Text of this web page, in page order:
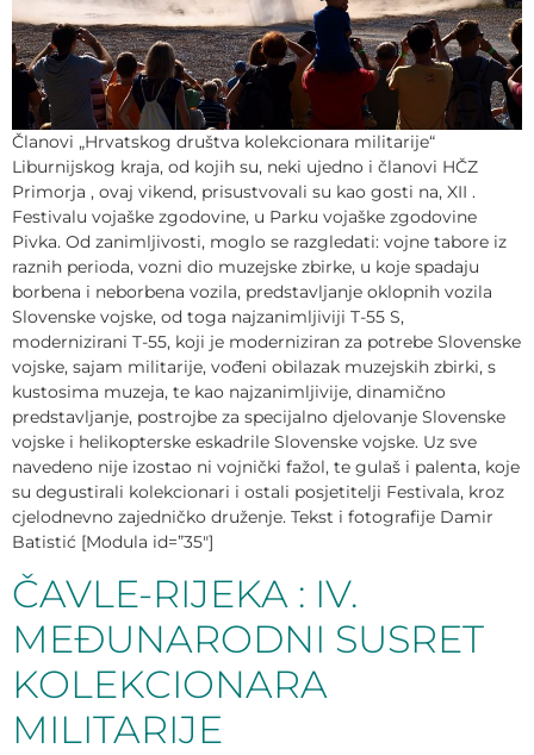
Članovi „Hrvatskog društva kolekcionara militarije“
Liburnijskog kraja, od kojih su, neki ujedno i članovi HČZ
Primorja , ovaj vikend, prisustvovali su kao gosti na, XII .
Festivalu vojaške zgodovine, u Parku vojaške zgodovine
Pivka. Od zanimljivosti, moglo se razgledati: vojne tabore iz
raznih perioda, vozni dio muzejske zbirke, u koje spadaju
borbena i neborbena vozila, predstavljanje oklopnih vozila
Slovenske vojske, od toga najzanimljiviji T-55 S,
modernizirani T-55, koji je moderniziran za potrebe Slovenske
vojske, sajam militarije, vođeni obilazak muzejskih zbirki, s
kustosima muzeja, te kao najzanimljivije, dinamično
predstavljanje, postrojbe za specijalno djelovanje Slovenske
vojske i helikopterske eskadrile Slovenske vojske. Uz sve
navedeno nije izostao ni vojnički fažol, te gulaš i palenta, koje
su degustirali kolekcionari i ostali posjetitelji Festivala, kroz
cjelodnevno zajedničko druženje. Tekst i fotografije Damir
Batistić [Modula id=”35″]
ČAVLE-RIJEKA : IV.
MEĐUNARODNI SUSRET
KOLEKCIONARA
MILITARIJE